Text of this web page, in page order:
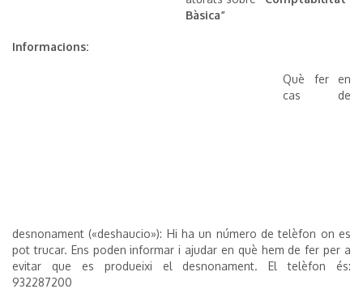
Bàsica”
Informacions:
Què fer en
cas de
desnonament («deshaucio»): Hi ha un número de telèfon on es
pot trucar. Ens poden informar i ajudar en què hem de fer per a
evitar que es produeixi el desnonament. El telèfon és:
932287200